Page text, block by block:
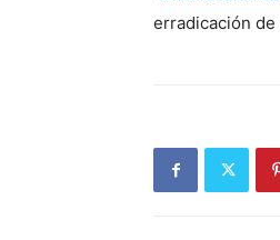
erradicación de